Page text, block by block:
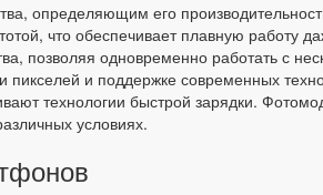
определяющим его
что обеспечивает плавную работу
позволяя одновременно работать с
и поддержке современных
технологии быстрой зарядки.
условиях.